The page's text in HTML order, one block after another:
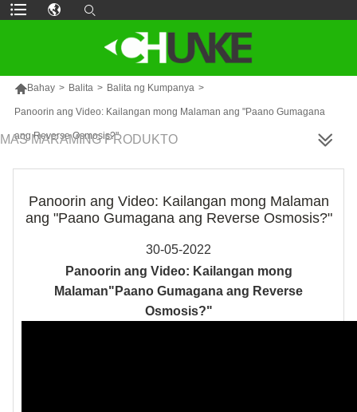
Bahay > Balita > Balita ng Kumpanya >
Panoorin ang Video: Kailangan mong Malaman ang "Paano Gumagana
ang Reverse Osmosis?"
MAS MARAMING PRODUKTO
Panoorin ang Video: Kailangan mong Malaman
ang "Paano Gumagana ang Reverse Osmosis?"
30-05-2022
Panoorin ang Video: Kailangan mong
Malaman"Paano Gumagana ang Reverse
Osmosis?"